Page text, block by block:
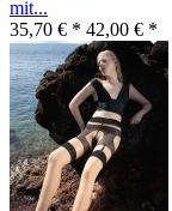
mit...
35,70 € * 42,00 € *